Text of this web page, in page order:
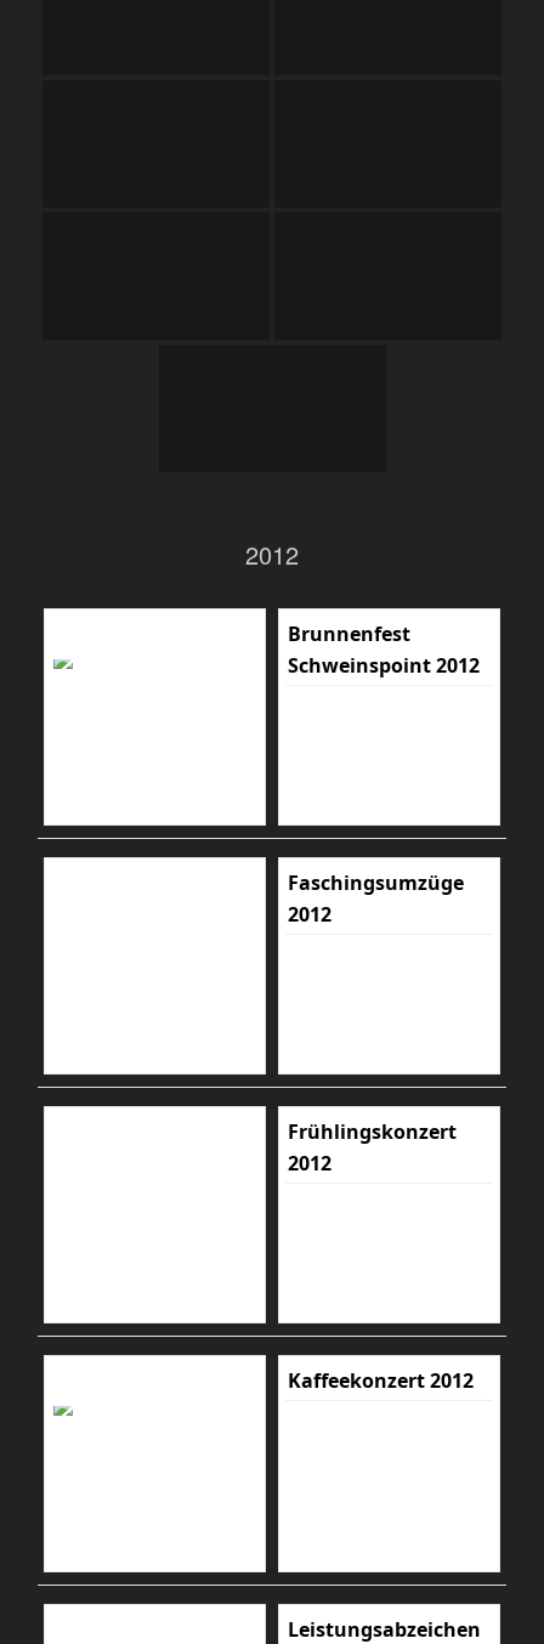
2012
Brunnenfest
Schweinspoint 2012
Faschingsumzüge
2012
Frühlingskonzert
2012
Kaffeekonzert 2012
Leistungsabzeichen